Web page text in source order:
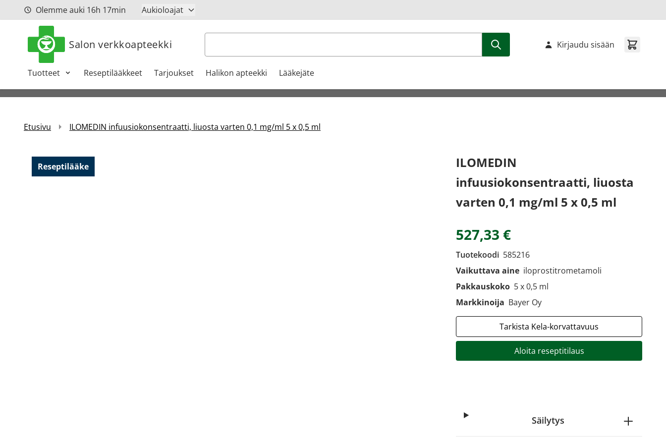
Siirry sisältöönOlemme auki 16h 17min Aukioloajat
Salon verkkoapteekki Haku
Tuotteet Reseptilääkkeet Tarjoukset Halikon apteekki Lääkejäte
Kirjaudu sisään
Etusivu ILOMEDIN infuusiokonsentraatti, liuosta varten 0,1 mg/ml 5 x 0,5 ml
Reseptilääke
ILOMEDIN
infuusiokonsentraatti, liuosta
varten 0,1 mg/ml 5 x 0,5 ml
527,33 €
Tuotekoodi 585216
Vaikuttava aine iloprostitrometamoli
Pakkauskoko 5 x 0,5 ml
Markkinoija Bayer Oy
Tarkista Kela-korvattavuus
Aloita reseptitilaus
Säilytys